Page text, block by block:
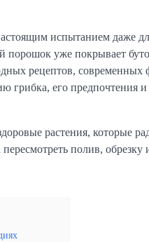
испытанием даже
порошок уже покрывает
рецептов,
грибка, его предпочтения
растения, которые
полив,